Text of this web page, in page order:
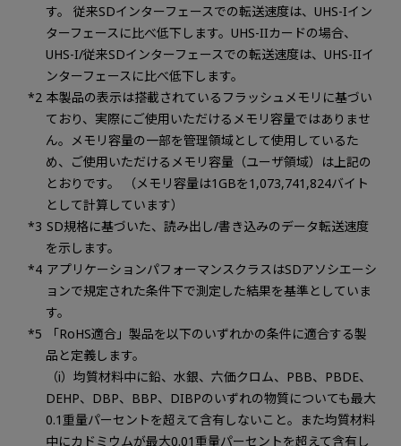
す。 従来SDインターフェースでの転送速度は、UHS-Iイン
ターフェースに比べ低下します。UHS-IIカードの場合、
UHS-I/従来SDインターフェースでの転送速度は、UHS-IIイ
ンターフェースに比べ低下します。
本製品の表示は搭載されているフラッシュメモリに基づい
ており、実際にご使用いただけるメモリ容量ではありませ
ん。メモリ容量の一部を管理領域として使用しているた
め、ご使用いただけるメモリ容量（ユーザ領域）は上記の
とおりです。 （メモリ容量は1GBを1,073,741,824バイト
として計算しています）
SD規格に基づいた、読み出し/書き込みのデータ転送速度
を示します。
アプリケーションパフォーマンスクラスはSDアソシエーシ
ョンで規定された条件下で測定した結果を基準としていま
す。
「RoHS適合」製品を以下のいずれかの条件に適合する製
品と定義します。
（i）均質材料中に鉛、水銀、六価クロム、PBB、PBDE、
DEHP、DBP、BBP、DIBPのいずれの物質についても最大
0.1重量パーセントを超えて含有しないこと。また均質材料
中にカドミウムが最大0.01重量パーセントを超えて含有し